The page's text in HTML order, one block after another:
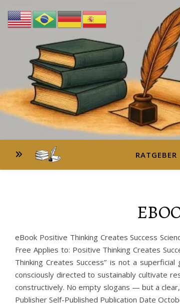
RATGEBER
eBook Positive Thinking Creates Success
Free Applies to: Positive Thinking Creates
Thinking Creates Success” is not a
consciously directed to sustainably cultivate
constructively. No empty slogans — but a
Publisher Self-Published Publication Date